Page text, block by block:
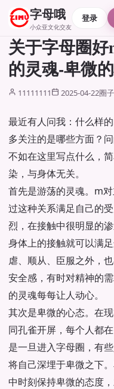
字母哦
小众亚文化交友
登录
关于字母圈
的灵魂-卑微
11111111 2025-04-22圈
最近有人问我：什么样
多关注的是哪些方面？
不如在这里写点什么，
染，与身体无关。
首先是游荡的灵魂。m
过这种关系满足自己的
烈，在接触中很明显的
身体上的接触就可以满
虐、顺从、臣服之外，
安全感，有时对精神的
的灵魂每每让人动心。
其次是卑微的心态。在
同孔雀开屏，每个人都
是一旦进入字母圈，有
将自己深埋于卑微之下
中时刻保持卑微的态度